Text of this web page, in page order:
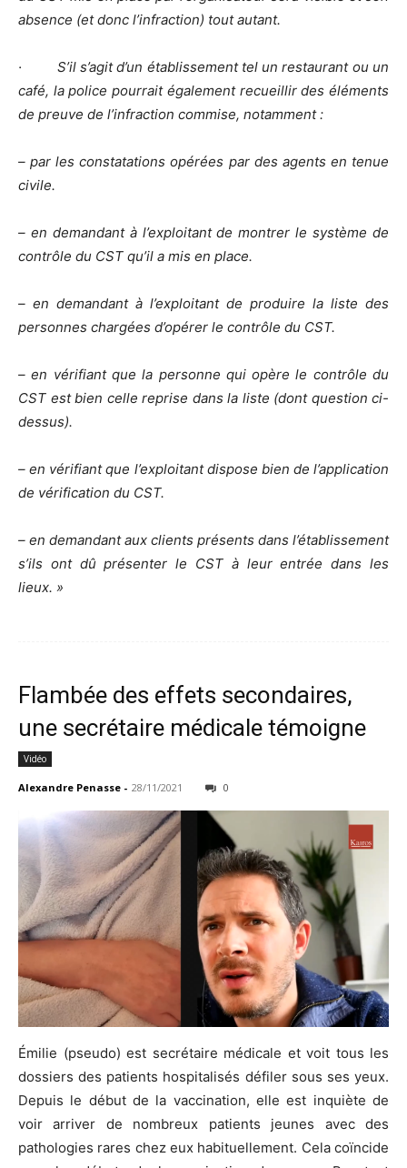
absence (et donc l’infraction) tout autant.
· S’il s’agit d’un établissement tel un restaurant ou un
café, la police pourrait également recueillir des éléments
de preuve de l’infraction commise, notamment :
– par les constatations opérées par des agents en tenue
civile.
– en demandant à l’exploitant de montrer le système de
contrôle du CST qu’il a mis en place.
– en demandant à l’exploitant de produire la liste des
personnes chargées d’opérer le contrôle du CST.
– en vérifiant que la personne qui opère le contrôle du
CST est bien celle reprise dans la liste (dont question ci-
dessus).
– en vérifiant que l’exploitant dispose bien de l’application
de vérification du CST.
– en demandant aux clients présents dans l’établissement
s’ils ont dû présenter le CST à leur entrée dans les
lieux. »
Flambée des effets secondaires,
une secrétaire médicale témoigne
Vidéo
Alexandre Penasse - 28/11/2021 0
Émilie (pseudo) est secrétaire médicale et voit tous les
dossiers des patients hospitalisés défiler sous ses yeux.
Depuis le début de la vaccination, elle est inquiète de
voir arriver de nombreux patients jeunes avec des
pathologies rares chez eux habituellement. Cela coïncide